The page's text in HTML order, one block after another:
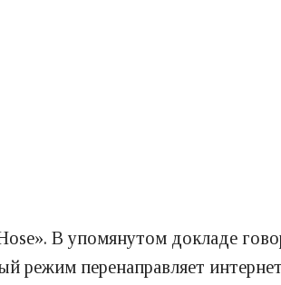
В упомянутом докладе
режим перенаправляет